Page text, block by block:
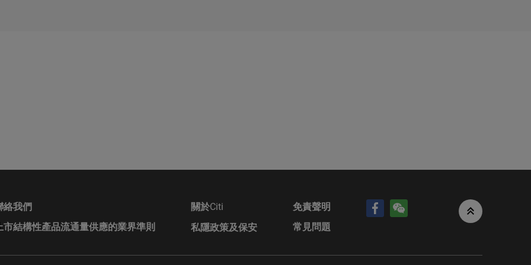
何原因）或由此而引起的各類損害承擔任何責任。此外，互聯網上或電子
電腦病毒、電腦毒蟲或其他有害成份所入侵。
港網站提供的任何個人資料均會嚴加保密，除另有明確規定者外，該等資
絡我們
上市結構性產品流通量供應的業界準則
關於Citi
私隱政策及保安
免責聲明
常見問題